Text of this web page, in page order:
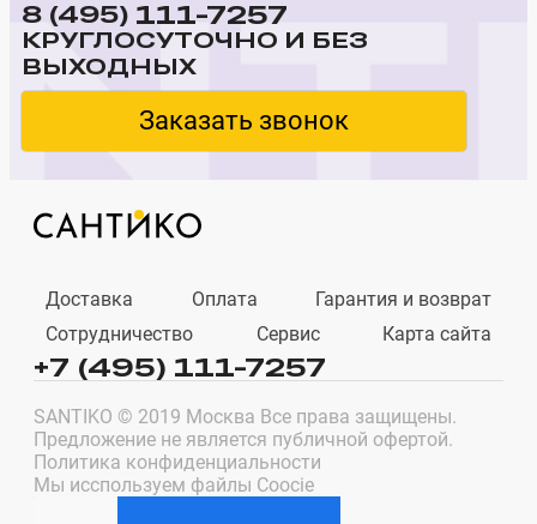
8 (495) 111-7257
КРУГЛОСУТОЧНО И БЕЗ
ВЫХОДНЫХ
Заказать звонок
Доставка Оплата
Гарантия и возврат
Сотрудничество
Сервис Карта сайта
+7 (495) 111-7257
SANTIKO © 2019 Москва Все права защищены.
Предложение не является публичной офертой.
Политика конфиденциальности
Мы исспользуем файлы Coocie